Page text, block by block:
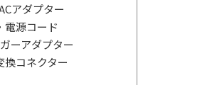
アダプター
電源コード
ガーアダプター
換コネクター